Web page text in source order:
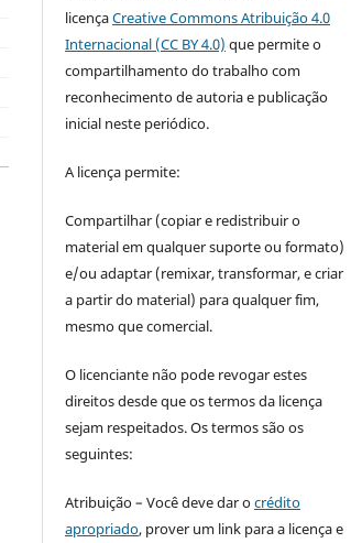
licençaCreative Commons Atribuição 4.0
Internacional (CC BY 4.0) que permite o
compartilhamento do trabalho com
reconhecimento de autoria e publicação
inicial neste periódico.
A licença permite:
Compartilhar (copiar e redistribuir o
material em qualquer suporte ou formato)
e/ou adaptar (remixar, transformar, e criar
a partir do material) para qualquer fim,
mesmo que comercial.
O licenciante não pode revogar estes
direitos desde que os termos da licença
sejam respeitados. Os termos são os
seguintes:
Atribuição – Você deve dar ocrédito
apropriado, prover um link para a licença e